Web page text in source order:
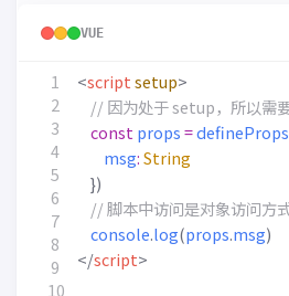
VUE
4
7
<script setup>
const props =defineProps
msg: String
})
console.log(props.msg)
</script>